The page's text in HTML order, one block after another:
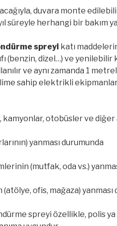
duvara monte
süreyle herhangi bir bakım
spreyi katı
(benzin, dizel…) ve yenilebilir
ve aynı zamanda 1
sahip elektrikli
otobüsler ve diğer
yanması durumunda
(mutfak, oda vs.)
ofis, mağaza) yanması
spreyi özellikle, polis